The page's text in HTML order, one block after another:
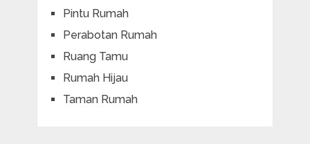
Pintu Rumah
Perabotan Rumah
Ruang Tamu
Rumah Hijau
Taman Rumah